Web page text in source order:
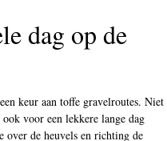
dag op de
keur aan toffe gravelroutes. Niet
voor een lekkere lange dag
over de heuvels en richting de